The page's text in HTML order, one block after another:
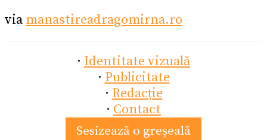
via manastireadragomirna.ro
· Identitate vizuală
· Publicitate
· Redacție
· Contact
Sesizează o greșeală